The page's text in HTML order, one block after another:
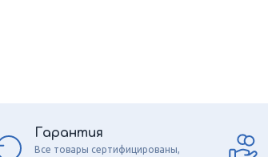
Гарантия
Все товары сертифицированы,